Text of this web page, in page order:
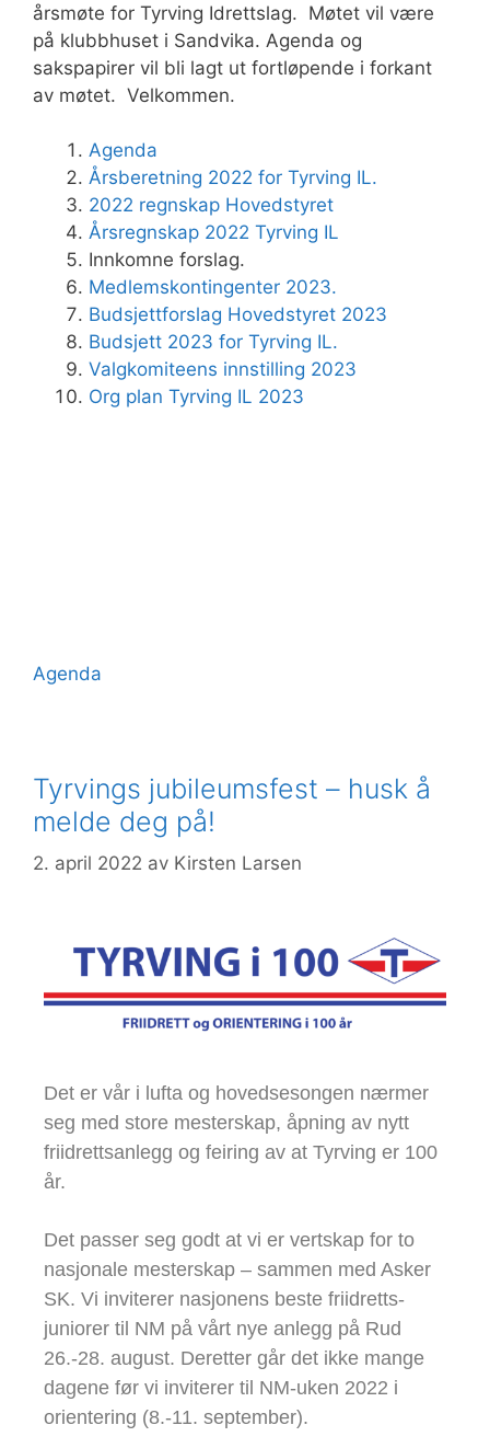
årsmøte for Tyrving Idrettslag. Møtet vil være
på klubbhuset i Sandvika. Agenda og
sakspapirer vil bli lagt ut fortløpende i forkant
av møtet. Velkommen.
Agenda
Årsberetning 2022 for Tyrving IL.
2022 regnskap Hovedstyret
Årsregnskap 2022 Tyrving IL
Innkomne forslag.
Medlemskontingenter 2023.
Budsjettforslag Hovedstyret 2023
Budsjett 2023 for Tyrving IL.
Valgkomiteens innstilling 2023
Org plan Tyrving IL 2023
Agenda
Tyrvings jubileumsfest – husk å
melde deg på!
2. april 2022 av Kirsten Larsen
Det er vår i lufta og hovedsesongen nærmer
seg med store mesterskap, åpning av nytt
friidrettsanlegg og feiring av at Tyrving er 100
år.
Det passer seg godt at vi er vertskap for to
nasjonale mesterskap – sammen med Asker
SK. Vi inviterer nasjonens beste friidretts-
juniorer til NM på vårt nye anlegg på Rud
26.-28. august. Deretter går det ikke mange
dagene før vi inviterer til NM-uken 2022 i
orientering (8.-11. september).